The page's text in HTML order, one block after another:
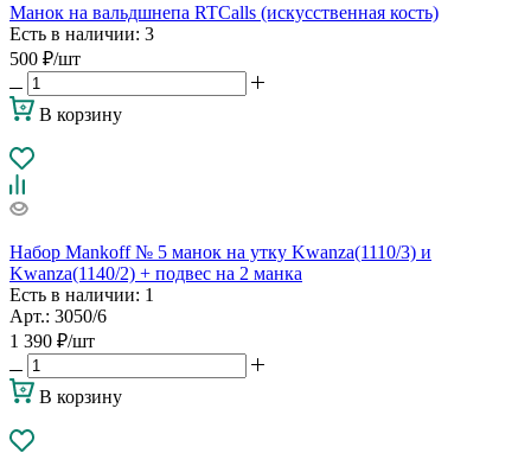
Манок на вальдшнепа RTCalls (искусственная кость)
Есть в наличии: 3
500 ₽/шт
В корзину
Набор Mankoff № 5 манок на утку Kwanza(1110/3) и
Kwanza(1140/2) + подвес на 2 манка
Есть в наличии: 1
Арт.: 3050/6
1 390 ₽/шт
В корзину